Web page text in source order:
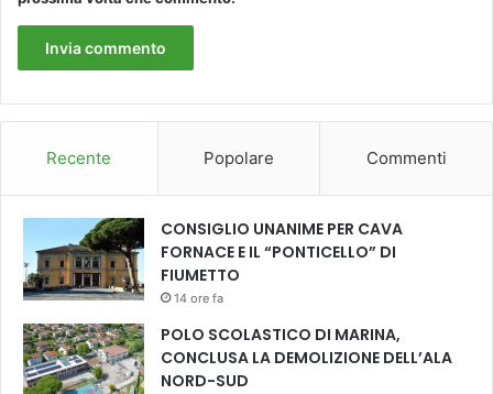
Recente Popolare Commenti
CONSIGLIO UNANIME PER CAVA
FORNACE E IL “PONTICELLO” DI
FIUMETTO
14 ore fa
POLO SCOLASTICO DI MARINA,
CONCLUSA LA DEMOLIZIONE DELL’ALA
NORD-SUD